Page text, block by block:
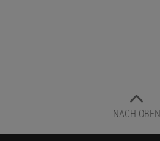
NACH OBEN